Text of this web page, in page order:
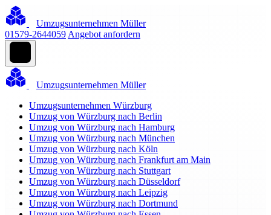
Umzugsunternehmen Müller
01579-2644059 Angebot anfordern
Umzugsunternehmen Müller
Umzugsunternehmen Würzburg
Umzug von Würzburg nach Berlin
Umzug von Würzburg nach Hamburg
Umzug von Würzburg nach München
Umzug von Würzburg nach Köln
Umzug von Würzburg nach Frankfurt am Main
Umzug von Würzburg nach Stuttgart
Umzug von Würzburg nach Düsseldorf
Umzug von Würzburg nach Leipzig
Umzug von Würzburg nach Dortmund